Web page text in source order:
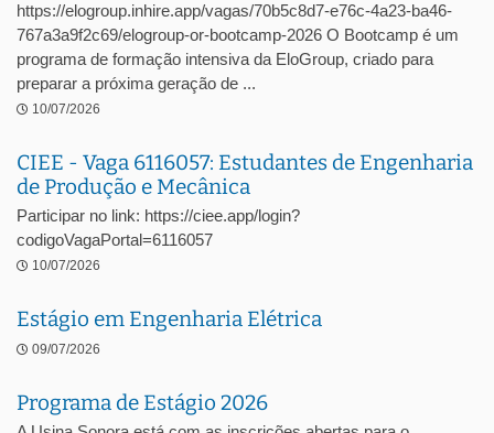
https://elogroup.inhire.app/vagas/70b5c8d7-e76c-4a23-ba46-
767a3a9f2c69/elogroup-or-bootcamp-2026 O Bootcamp é um
programa de formação intensiva da EloGroup, criado para
preparar a próxima geração de ...
10/07/2026
CIEE - Vaga 6116057: Estudantes de Engenharia
de Produção e Mecânica
Participar no link: https://ciee.app/login?
codigoVagaPortal=6116057
10/07/2026
Estágio em Engenharia Elétrica
09/07/2026
Programa de Estágio 2026